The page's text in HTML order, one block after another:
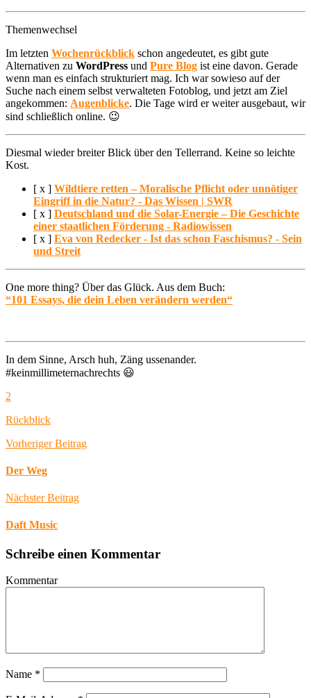
Themenwechsel
Im letzten Wochenrückblick schon angedeutet, es gibt gute
Alternativen zu WordPress und Pure Blog ist eine davon. Gerade
wenn man es einfach strukturiert mag. Ich war sowieso auf der
Suche nach einem selbst verwalteten Fotoblog, und jetzt am Ziel
angekommen: Augenblicke. Die Tage wird er weiter ausgebaut, wir
sind schließlich online. 😉
Diesmal wieder breiter Blick über den Tellerrand. Keine so leichte
Kost.
[ x ] Wildtiere retten – Moralische Pflicht oder unnötiger
Eingriff in die Natur? - Das Wissen | SWR
[ x ] Deutschland und die Solar-Energie – Die Geschichte
einer staatlichen Förderung - Radiowissen
[ x ] Eva von Redecker - Ist das schon Faschismus? - Sein
und Streit
One more thing? Über das Glück. Aus dem Buch:
“101 Essays, die dein Leben verändern werden“
In dem Sinne, Arsch huh, Zäng ussenander.
#keinmillimeternachrechts 😃
2
Rückblick
Vorheriger Beitrag
Der Weg
Nächster Beitrag
Daft Music
Schreibe einen Kommentar
Kommentar
Name *